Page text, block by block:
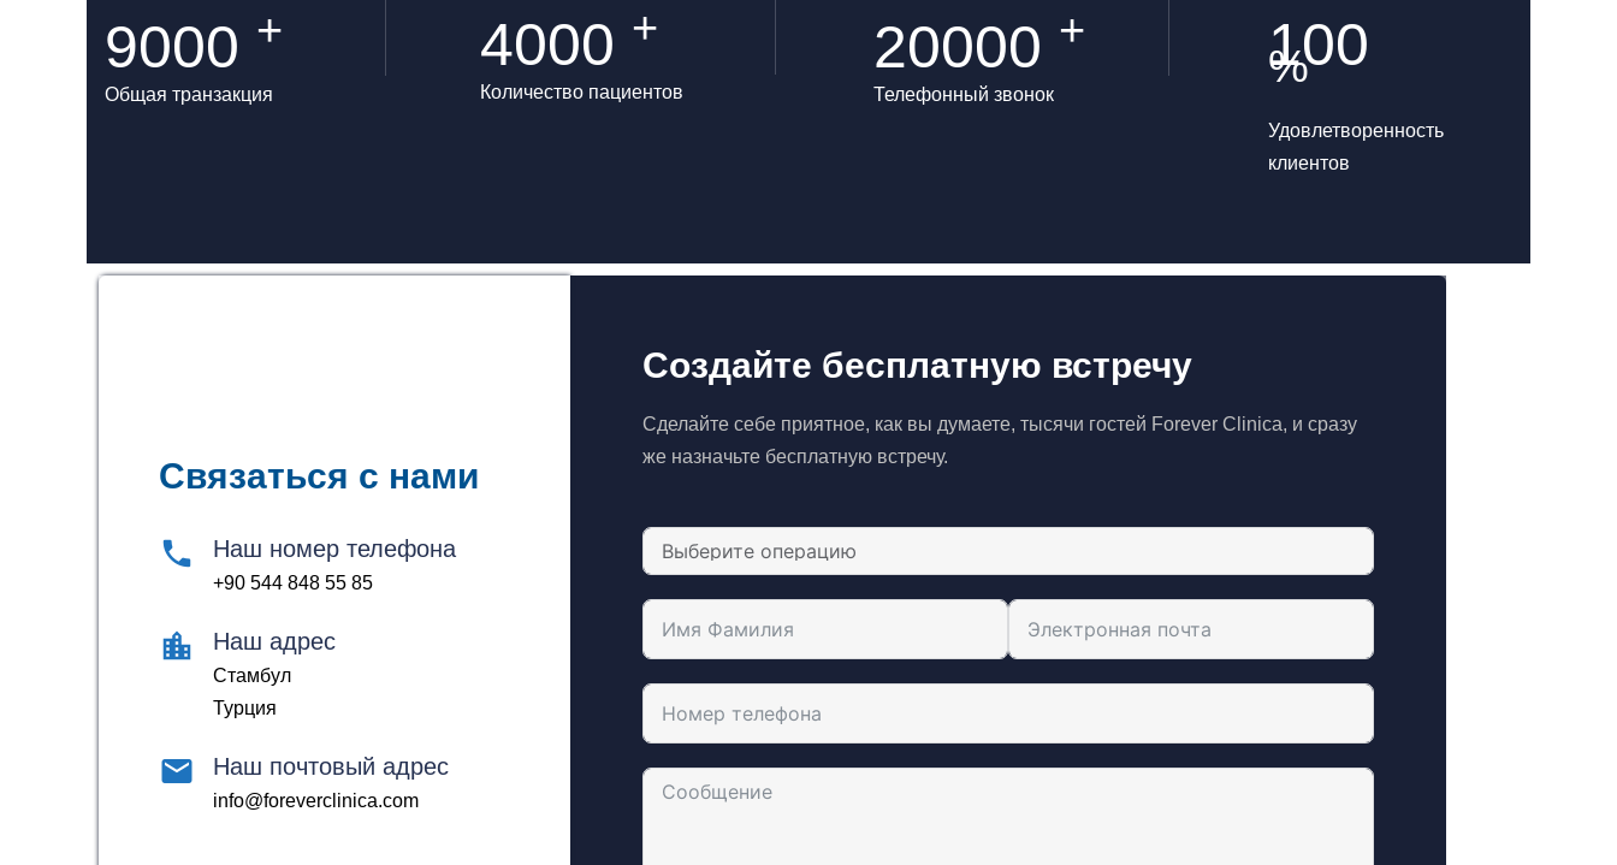
9000 +
Общая транзакция
4000 +
Количество пациентов
20000 +
Телефонный звонок
100
%
Удовлетворенность
клиентов
Связаться с нами
Наш номер телефона
+90 544 848 55 85
Наш адрес
Стамбул
Турция
Наш почтовый адрес
info@foreverclinica.com
Создайте бесплатную встречу
Сделайте себе приятное, как вы думаете, тысячи гостей Forever Clinica, и сразу
же назначьте бесплатную встречу.